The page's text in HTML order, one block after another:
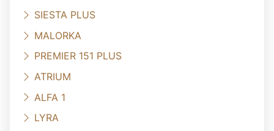
SIESTA PLUS
MALORKA
PREMIER 151 PLUS
ATRIUM
ALFA 1
LYRA